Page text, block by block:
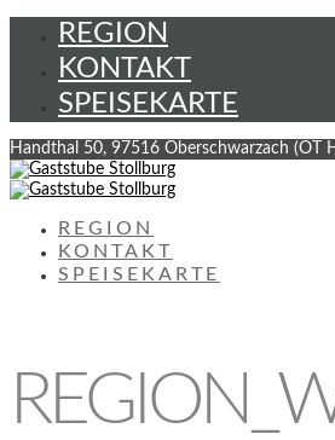
REGION
KONTAKT
SPEISEKARTE
Handthal 50, 97516 Oberschwarzach (OT
REGION
KONTAKT
SPEISEKARTE